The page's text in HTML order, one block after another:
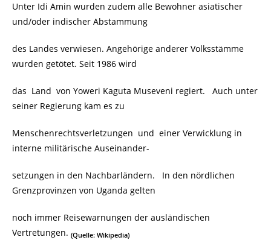
Unter Idi Amin wurden zudem alle Bewohner asiatischer
und/oder indischer Abstammung
des Landes verwiesen. Angehörige anderer Volksstämme
wurden getötet. Seit 1986 wird
das Land von Yoweri Kaguta Museveni regiert. Auch unter
seiner Regierung kam es zu
Menschenrechtsverletzungen und einer Verwicklung in
interne militärische Auseinander-
setzungen in den Nachbarländern. In den nördlichen
Grenzprovinzen von Uganda gelten
noch immer Reisewarnungen der ausländischen
Vertretungen. (Quelle: Wikipedia)